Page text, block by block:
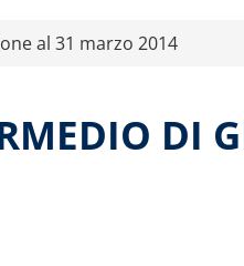
al 31 marzo 2014
DI